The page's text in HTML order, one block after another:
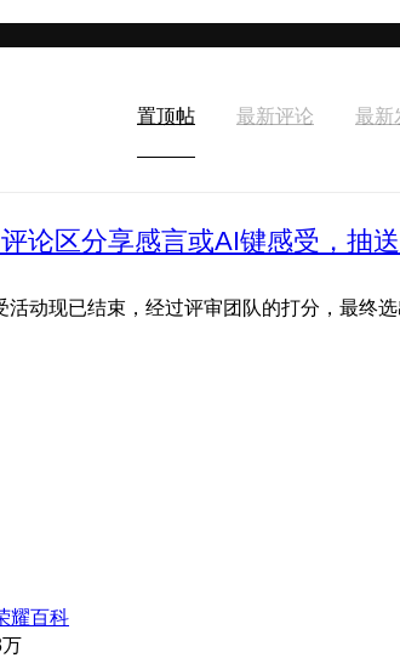
置顶帖 最新评论 最新
论区分享感言或AI键感受，抽
耀百科